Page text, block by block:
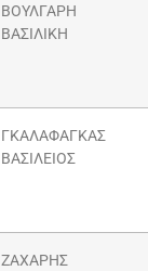
ΒΟΥΛΓΑΡΗ
ΒΑΣΙΛΙΚΗ
ΓΚΑΛΑΦΑΓΚΑΣ
ΒΑΣΙΛΕΙΟΣ
ΖΑΧΑΡΗΣ